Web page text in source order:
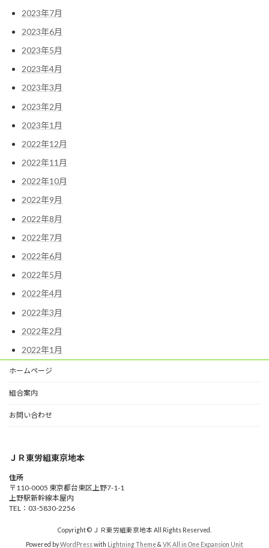
2023年7月
2023年6月
2023年5月
2023年4月
2023年3月
2023年2月
2023年1月
2022年12月
2022年11月
2022年10月
2022年9月
2022年8月
2022年7月
2022年6月
2022年5月
2022年4月
2022年3月
2022年2月
2022年1月
ホームページ
組合案内
お問い合わせ
ＪＲ東労組東京地本
住所
〒110-0005 東京都台東区上野7-1-1
上野駅新幹線本屋内
TEL：03-5830-2256
Copyright © ＪＲ東労組東京地本 All Rights Reserved.
Powered byWordPresswith Lightning Theme& VK All in One Expansion Unit